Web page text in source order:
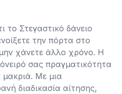
το Στεγαστικό δάνειο
την πόρτα στο
χάνετε άλλο χρόνο. Η
σας πραγματικότητα
μακριά. Με μια
διαδικασία αίτησης,